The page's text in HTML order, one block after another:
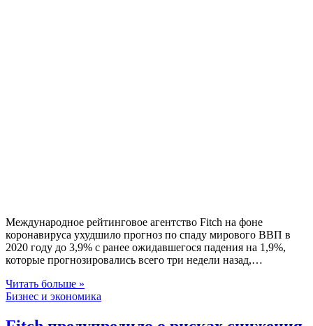
Международное рейтинговое агентство Fitch на фоне
коронавируса ухудшило прогноз по спаду мирового ВВП в
2020 году до 3,9% с ранее ожидавшегося падения на 1,9%,
которые прогнозировались всего три недели назад,…
Читать больше »
Бизнес и экономика